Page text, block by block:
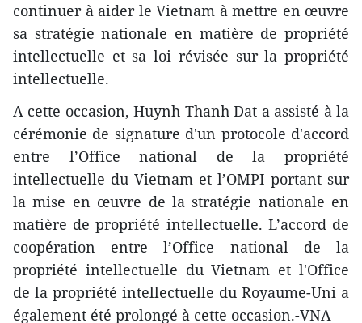
continuer à aider le Vietnam à mettre en œuvre
sa stratégie nationale en matière de propriété
intellectuelle et sa loi révisée sur la propriété
intellectuelle.
A cette occasion, Huynh Thanh Dat a assisté à la
cérémonie de signature d'un protocole d'accord
entre l’Office national de la propriété
intellectuelle du Vietnam et l’OMPI portant sur
la mise en œuvre de la stratégie nationale en
matière de propriété intellectuelle. L’accord de
coopération entre l’Office national de la
propriété intellectuelle du Vietnam et l'Office
de la propriété intellectuelle du Royaume-Uni a
également été prolongé à cette occasion.-VNA